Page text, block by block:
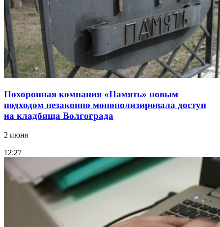
Похоронная компания «Память» новым
подходом незаконно монополизировала доступ
на кладбища Волгограда
2 июня
12:27